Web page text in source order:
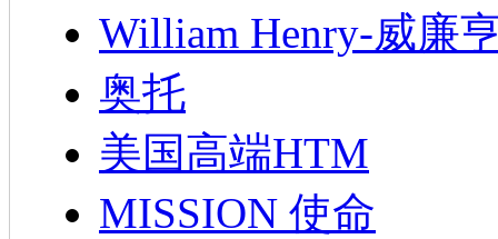
William Henry-威廉
奥托
美国高端HTM
MISSION 使命